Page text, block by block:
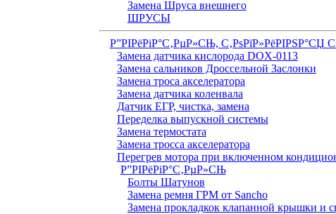
Замена Шруса внешнего
ШРУСЫ
Р”РІРёРіР°С‚РµР»СЊ, С‚РѕРїР»РёРІРЅР°СЏ
Замена датчика кислорода DOX-0113
Замена сальников Дроссельной Заслонки
Замена троса акселератора
Замена датчика коленвала
Датчик ЕГР, чистка, замена
Переделка выпускной системы
Замена термостата
Замена тросса акселератора
Перегрев мотора при включенном
Р”РІРёРіР°С‚РµР»СЊ
Болты Шатунов
Замена ремня ГРМ от Sancho
Замена прокладкок клапанной крышки и